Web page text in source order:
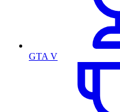
GTA V